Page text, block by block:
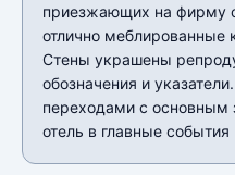
приезжающих на фирму
отлично
Стены украшены
обозначения и
переходами с основным
отель в главные события